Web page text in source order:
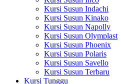
Kursi Susun Indachi
Kursi Susun Kinako
Kursi Susun Napolly
Kursi Susun Olymplast
Kursi Susun Phoenix
Kursi Susun Polaris
Kursi Susun Savello
Kursi Susun Terbaru
Kursi Tunggu